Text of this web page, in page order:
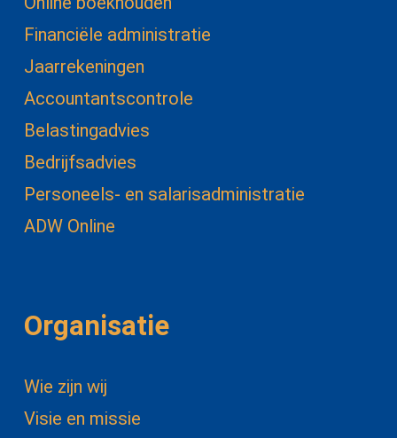
Financiële administratie
Jaarrekeningen
Accountantscontrole
Belastingadvies
Bedrijfsadvies
Personeels- en salarisadministratie
ADW Online
Organisatie
Wie zijn wij
Visie en missie